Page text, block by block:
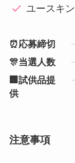
ユースキ
⏰応募締切
🎊当選人数
🏢試供品提
供
注意事項